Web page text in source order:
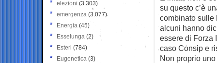
su questo c’è
combinato sulle
alcuni hanno
essere di Forza
caso Consip e
Non proprio
elezioni (3.303)
emergenza (3.077)
Energia (45)
Esselunga (2)
Esteri (784)
Eugenetica (3)